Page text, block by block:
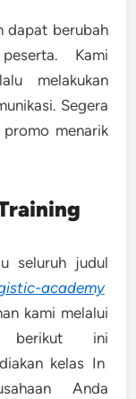
dapat berubah
Kami
melakukan
Segera
menarik
seluruh judul
academy
kami melalui
berikut ini
kelas In
Anda